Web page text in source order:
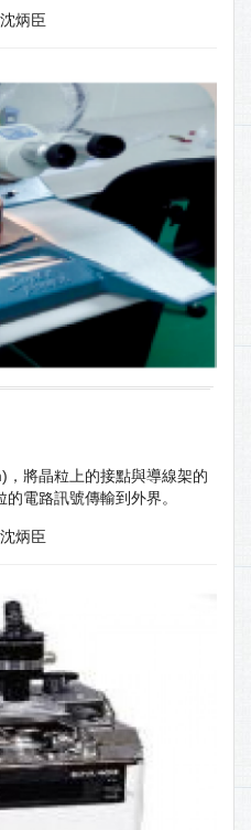
炳臣
將晶粒上的接點與導線架的
電路訊號傳輸到外界。
炳臣